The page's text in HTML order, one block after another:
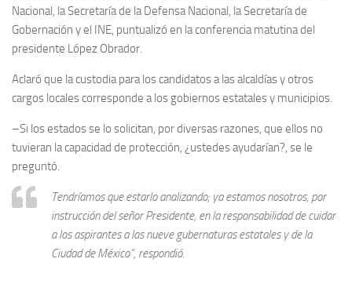
Nacional, la Secretaría de la Defensa Nacional, la Secretaría de
Gobernación y el INE, puntualizó en la conferencia matutina del
presidente López Obrador.
Aclaró que la custodia para los candidatos a las alcaldías y otros
cargos locales corresponde a los gobiernos estatales y municipios.
–Si los estados se lo solicitan, por diversas razones, que ellos no
tuvieran la capacidad de protección, ¿ustedes ayudarían?, se le
preguntó.
Tendríamos que estarlo analizando; ya estamos nosotros, por
instrucción del señor Presidente, en la responsabilidad de cuidar
a los aspirantes a las nueve gubernaturas estatales y de la
Ciudad de México”, respondió.